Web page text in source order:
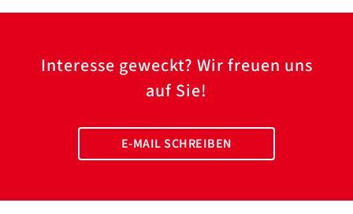
Interesse geweckt? Wir freuen uns
auf Sie!
E-MAIL SCHREIBEN